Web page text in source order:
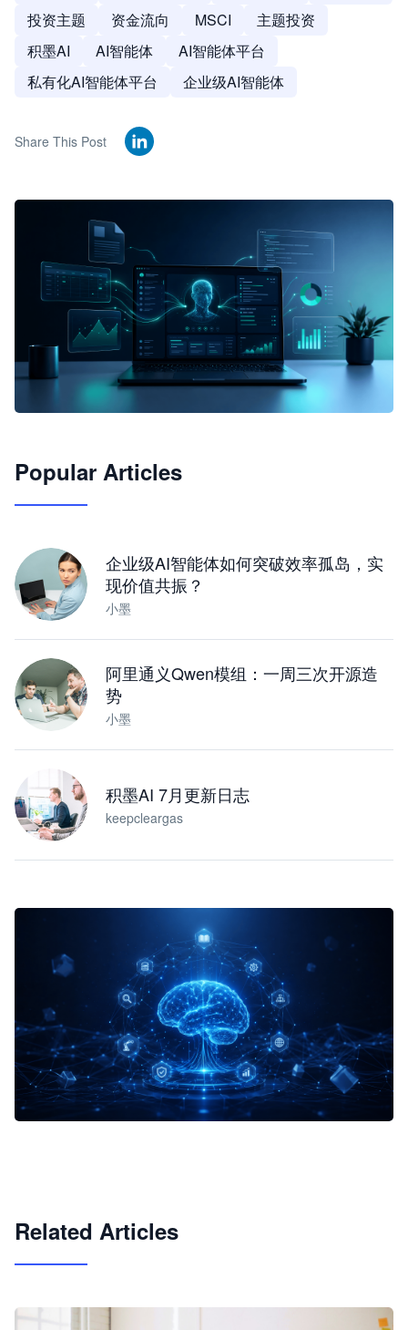
投资主题
资金流向 MSCI
主题投资
积墨AI
AI智能体
AI智能体平台
私有化AI智能体平台
企业级AI智能体
Share This Post
JimoClaw 桌面 AI Agent 工作台
Popular Articles
企业级AI智能体如何突破效率孤岛，实
现价值共振？
小墨
阿里通义Qwen模组：一周三次开源造
势
小墨
积墨AI 7月更新日志
keepcleargas
Related Articles